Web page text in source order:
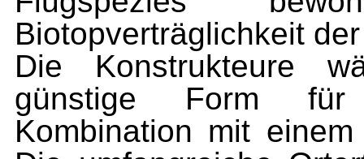
Biotopverträglichkeit
Die Konstrukteure
günstige Form für
Kombination mit